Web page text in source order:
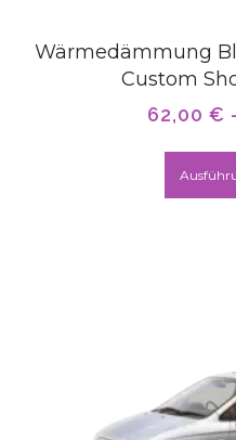
Wärmedämmung
Custom
62,00 €